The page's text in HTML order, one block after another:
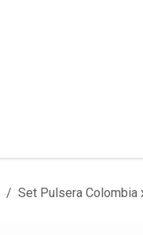
Set Pulsera Colombia